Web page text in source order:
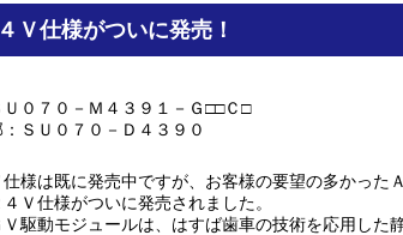
Ｖ仕様がついに発売！
０７０－Ｍ４３９１－Ｇ□□Ｃ□
：ＳＵ０７０－Ｄ４３９０
仕様は既に発売中ですが、お客様の要望の多かった
Ｖ仕様がついに発売されました。
駆動モジュールは、はすば歯車の技術を応用した